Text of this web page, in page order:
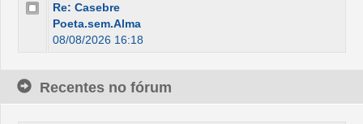
Re: Casebre
Poeta.sem.Alma
08/08/2026 16:18
Recentes no fórum